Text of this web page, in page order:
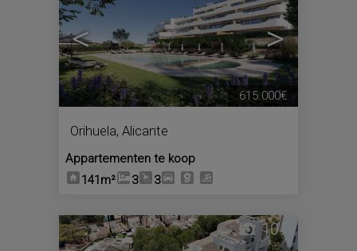
< >
Orihuela, Alicante
Appartementen te koop
141m²
3 3
615.000€
10